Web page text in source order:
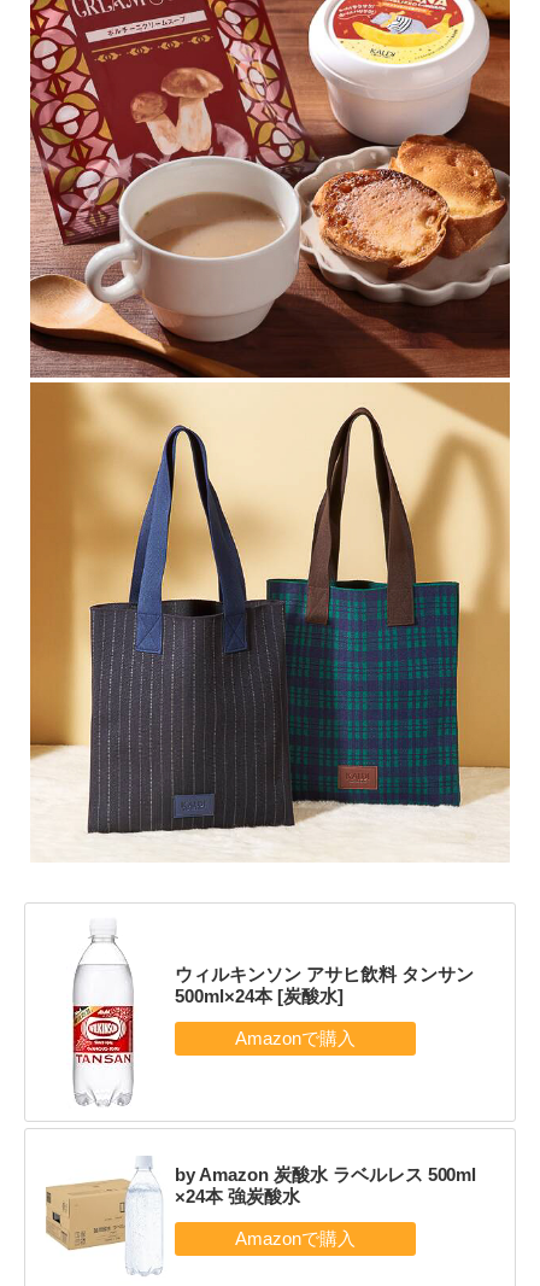
ウィルキンソン アサヒ飲料 タンサン
500ml×24本 [炭酸水]
by Amazon 炭酸水 ラベルレス 500ml
×24本 強炭酸水